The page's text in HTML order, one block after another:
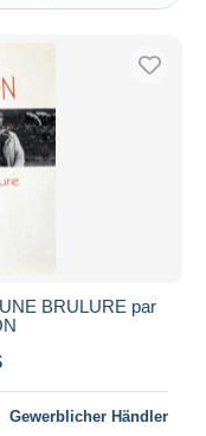
BRULURE par
Gewerblicher Händler